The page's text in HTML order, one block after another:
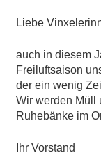
Liebe
auch in diesem
Freiluftsaison
der ein wenig
Wir werden Müll
Ruhebänke im
Ihr Vorstand